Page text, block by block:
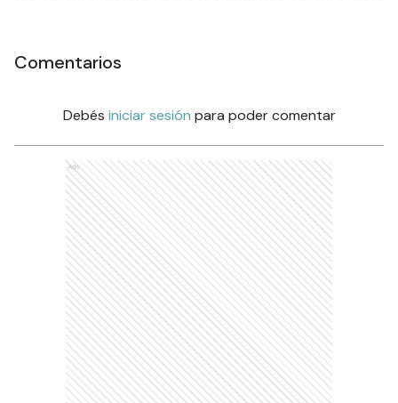
Comentarios
Debés iniciar sesión para poder comentar
Ads